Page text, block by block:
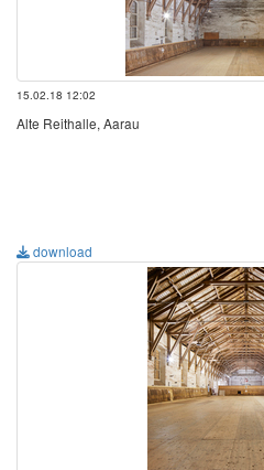
15.02.18 12:02
Alte Reithalle, Aarau
download